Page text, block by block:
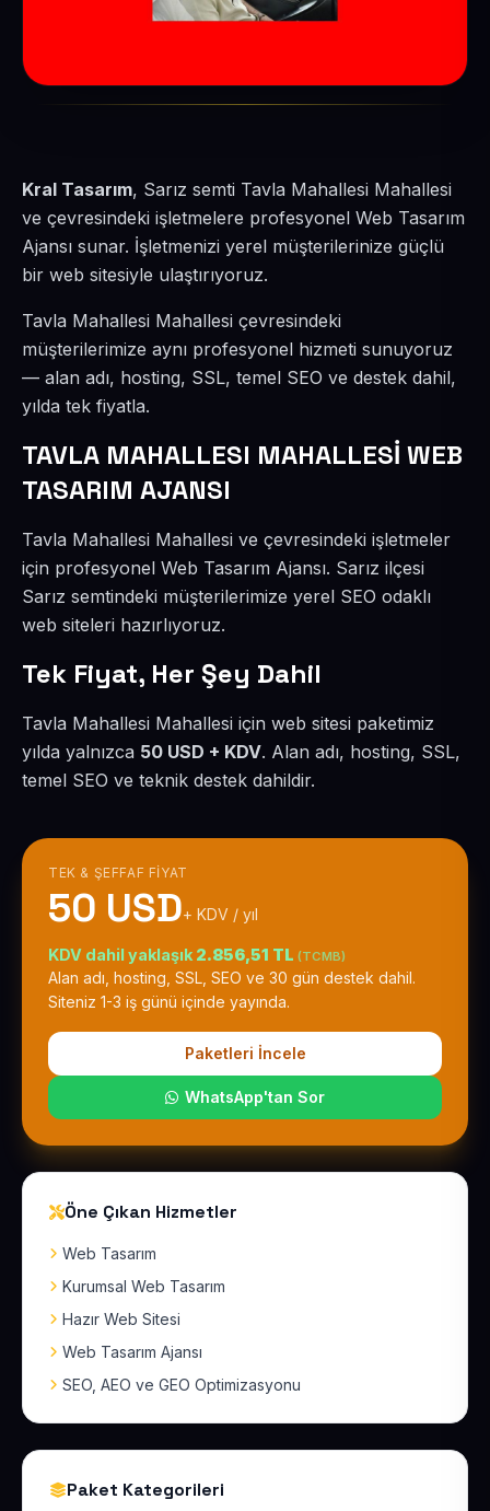
Kral Tasarım, Sarız semti Tavla Mahallesi Mahallesi
ve çevresindeki işletmelere profesyonel Web Tasarım
Ajansı sunar. İşletmenizi yerel müşterilerinize güçlü
bir web sitesiyle ulaştırıyoruz.
Tavla Mahallesi Mahallesi çevresindeki
müşterilerimize aynı profesyonel hizmeti sunuyoruz
— alan adı, hosting, SSL, temel SEO ve destek dahil,
yılda tek fiyatla.
TAVLA MAHALLESI MAHALLESİ WEB
TASARIM AJANSI
Tavla Mahallesi Mahallesi ve çevresindeki işletmeler
için profesyonel Web Tasarım Ajansı. Sarız ilçesi
Sarız semtindeki müşterilerimize yerel SEO odaklı
web siteleri hazırlıyoruz.
Tek Fiyat, Her Şey Dahil
Tavla Mahallesi Mahallesi için web sitesi paketimiz
yılda yalnızca 50 USD + KDV. Alan adı, hosting, SSL,
temel SEO ve teknik destek dahildir.
TEK & ŞEFFAF FIYAT
50 USD+ KDV / yıl
KDV dahil yaklaşık 2.856,51 TL (TCMB)
Alan adı, hosting, SSL, SEO ve 30 gün destek dahil.
Siteniz 1-3 iş günü içinde yayında.
Paketleri İncele
WhatsApp'tan Sor
Öne Çıkan Hizmetler
Web Tasarım
Kurumsal Web Tasarım
Hazır Web Sitesi
Web Tasarım Ajansı
SEO, AEO ve GEO Optimizasyonu
Paket Kategorileri